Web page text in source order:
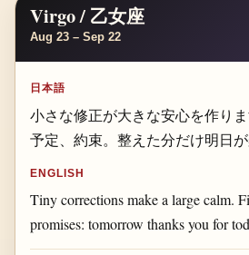
Virgo / 乙女座
Aug 23 – Sep 22
日本語
小さな修正が大きな安心を作りま
予定、約束。整えた分だけ明日が
ENGLISH
Tiny corrections make a large calm.
promises: tomorrow thanks you for